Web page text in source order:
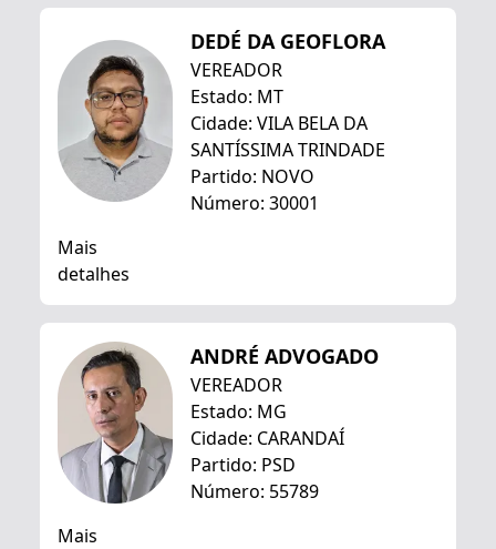
DEDÉ DA GEOFLORA
VEREADOR
Estado: MT
Cidade: VILA BELA DA
SANTÍSSIMA TRINDADE
Partido: NOVO
Número: 30001
Mais
detalhes
ANDRÉ ADVOGADO
VEREADOR
Estado: MG
Cidade: CARANDAÍ
Partido: PSD
Número: 55789
Mais